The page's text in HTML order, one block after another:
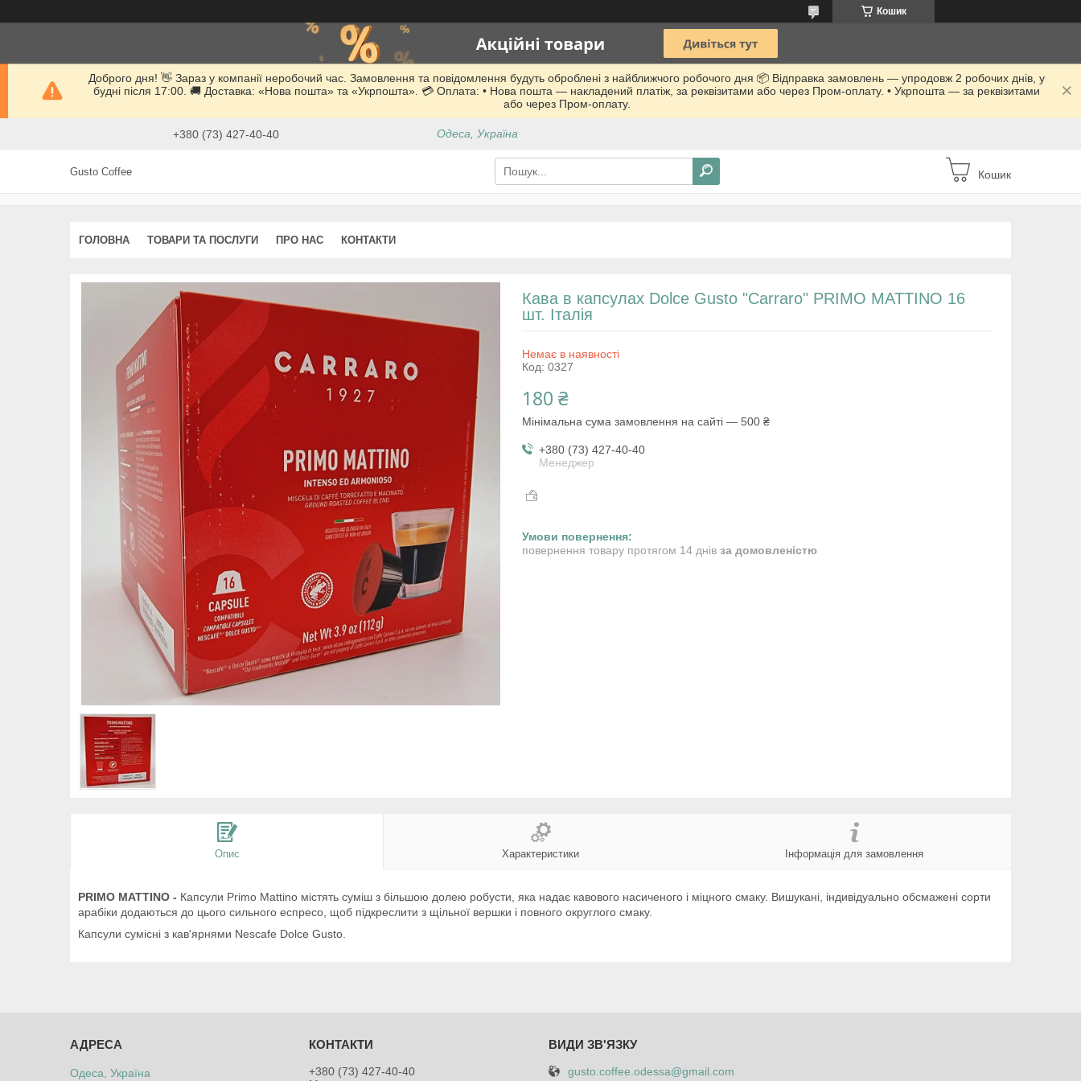
Кошик
Доброго дня! 👋 Зараз у компанії неробочий час. Замовлення та повідомлення будуть оброблені з найближчого робочого дня 📦 Відправка замовлень — упродовж 2 робочих днів, у
будні після 17:00. 🚚 Доставка: «Нова пошта» та «Укрпошта». 💳 Оплата: • Нова пошта — накладений платіж, за реквізитами або через Пром-оплату. • Укрпошта — за реквізитами
або через Пром-оплату.
+380 (73) 427-40-40 Одеса, Україна
Gusto Coffee Кошик
ГОЛОВНА ТОВАРИ ТА ПОСЛУГИ ПРО НАС КОНТАКТИ
Кава в капсулах Dolce Gusto "Carraro" PRIMO MATTINO 16
шт. Італія
Немає в наявності
Код: 0327
180 ₴
Мінімальна сума замовлення на сайті — 500 ₴
+380 (73) 427-40-40
Менеджер
повернення товару протягом 14 днів за домовленістю
Опис Характеристики Інформація для замовлення
PRIMO MATTINO - Капсули Primo Mattino містять суміш з більшою долею робусти, яка надає кавового насиченого і міцного смаку. Вишукані, індивідуально обсмажені сорти
арабіки додаються до цього сильного еспресо, щоб підкреслити з щільної вершки і повного округлого смаку.
Капсули сумісні з кав'ярнями Nescafe Dolce Gusto.
Одеса, Україна
+380 (73) 427-40-40
gusto.coffee.odessa@gmail.com